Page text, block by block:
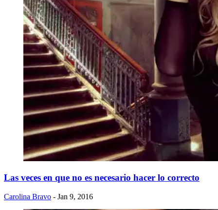
Las veces en que no es necesario hacer lo correcto
Carolina Bravo - Jan 9, 2016